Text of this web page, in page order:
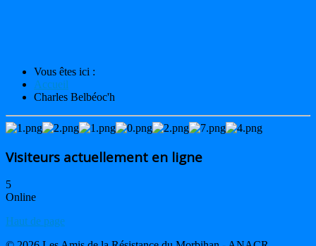
Vous êtes ici :
Accueil
Charles Belbéoc'h
Visiteurs actuellement en ligne
5
Online
Haut de page